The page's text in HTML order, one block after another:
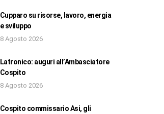
Cupparo su risorse, lavoro, energia
e sviluppo
8 Agosto 2026
Latronico: auguri all’Ambasciatore
Cospito
8 Agosto 2026
Cospito commissario Asi, gli